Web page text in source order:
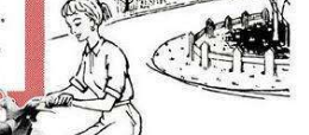
で一番面白かった！
の人の演技がすごい！
+41